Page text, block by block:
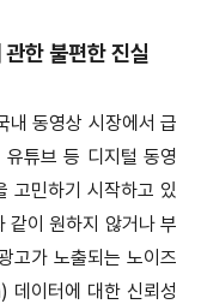
한 불편한 진실
내 동영상 시장에서 급
튜브 등 디지털 동영
고민하기 시작하고 있
이 원하지 않거나 부
고가 노출되는 노이즈
데이터에 대한 신뢰성